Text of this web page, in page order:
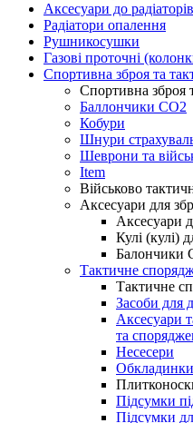
Аксесуари до радіаторів
Радіатори опалення
Рушникосушки
Газові проточні
Спортивна зброя та
Спортивна зброя
Баллончики CO2
Кобури
Шнури
Шеврони та
Item
Військово
Аксесуари для
Аксесуари
Кулі (кулі)
Балончики
Тактичне
Тактичне
Засоби для
Аксесуари
та
Несесери
Обкладинки
Підсумки
Підсумки